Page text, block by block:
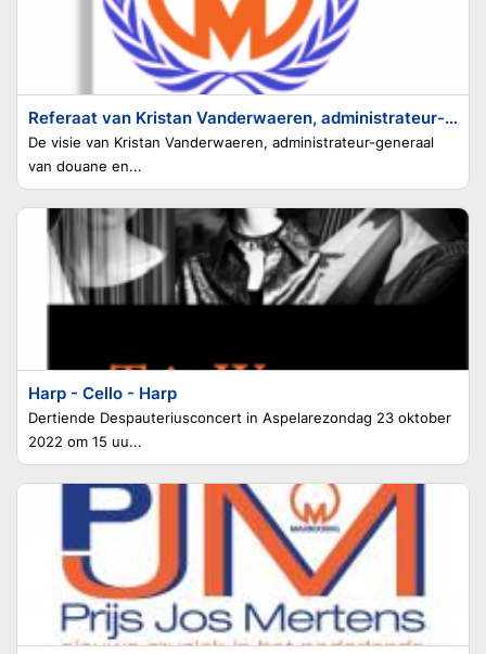
Referaat van Kristan Vanderwaeren, administrateur-generaal van douane en accijnzen
De visie van Kristan Vanderwaeren, administrateur-generaal
van douane en...
Harp - Cello - Harp
Dertiende Despauteriusconcert in Aspelarezondag 23 oktober
2022 om 15 uu...